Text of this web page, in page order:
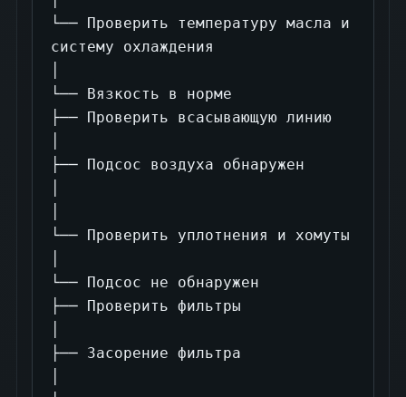
└── Проверить температуру масла и
систему охлаждения
└── Вязкость в норме
├── Проверить всасывающую линию
├── Подсос воздуха обнаружен
└── Проверить уплотнения и хомуты
└── Подсос не обнаружен
├── Проверить фильтры
├── Засорение фильтра